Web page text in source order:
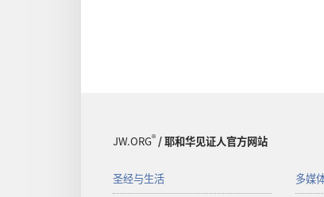
JW.ORG®/ 耶和华见证人官方网站
圣经与生活 多媒